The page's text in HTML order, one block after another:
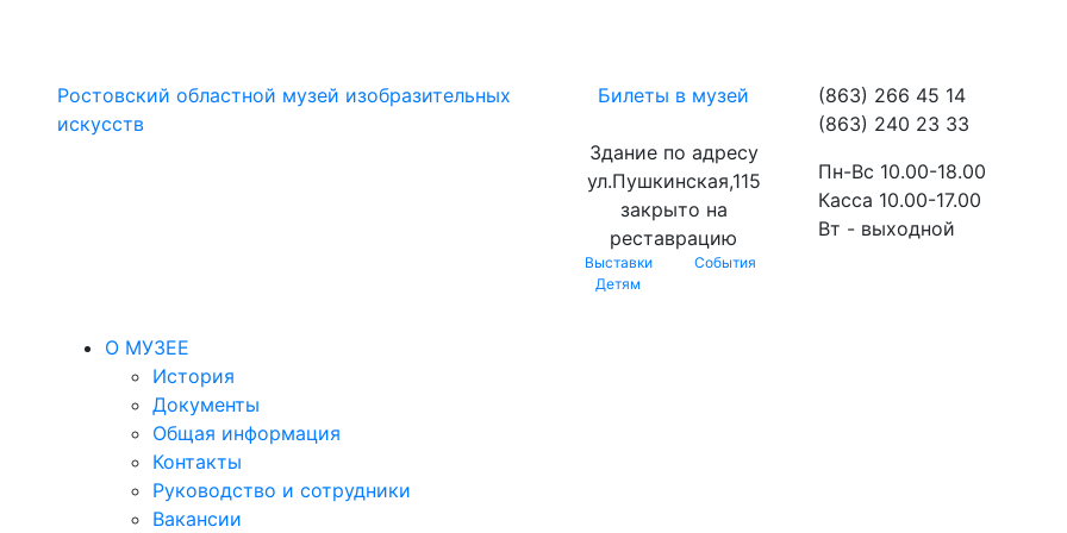
Ростовский областной музей изобразительных
искусств
Билеты в музей
Здание по адресу
ул.Пушкинская,115
закрыто на
реставрацию
Выставки
События
Детям
(863) 266 45 14
(863) 240 23 33
Пн-Вс 10.00-18.00
Касса 10.00-17.00
Вт - выходной
О МУЗЕЕ
История
Документы
Общая информация
Контакты
Руководство и сотрудники
Вакансии